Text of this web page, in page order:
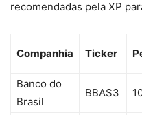
recomendadas pela XP
Companhia Ticker
Banco do
Brasil
BBAS3